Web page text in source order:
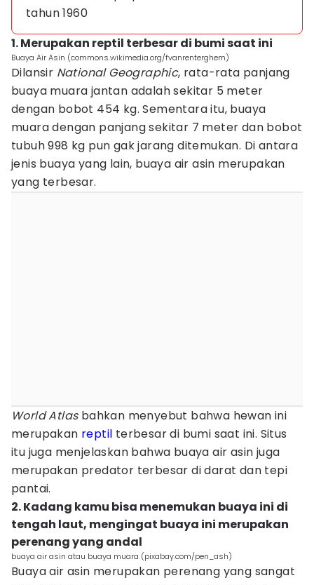
tahun 1960
1. Merupakan reptil terbesar di bumi saat ini
Buaya Air Asin (commons.wikimedia.org/fvanrenterghem)
Dilansir National Geographic, rata-rata panjang
buaya muara jantan adalah sekitar 5 meter
dengan bobot 454 kg. Sementara itu, buaya
muara dengan panjang sekitar 7 meter dan bobot
tubuh 998 kg pun gak jarang ditemukan. Di antara
jenis buaya yang lain, buaya air asin merupakan
yang terbesar.
World Atlas bahkan menyebut bahwa hewan ini
merupakan reptil terbesar di bumi saat ini. Situs
itu juga menjelaskan bahwa buaya air asin juga
merupakan predator terbesar di darat dan tepi
pantai.
2. Kadang kamu bisa menemukan buaya ini di
tengah laut, mengingat buaya ini merupakan
perenang yang andal
buaya air asin atau buaya muara (pixabay.com/pen_ash)
Buaya air asin merupakan perenang yang sangat